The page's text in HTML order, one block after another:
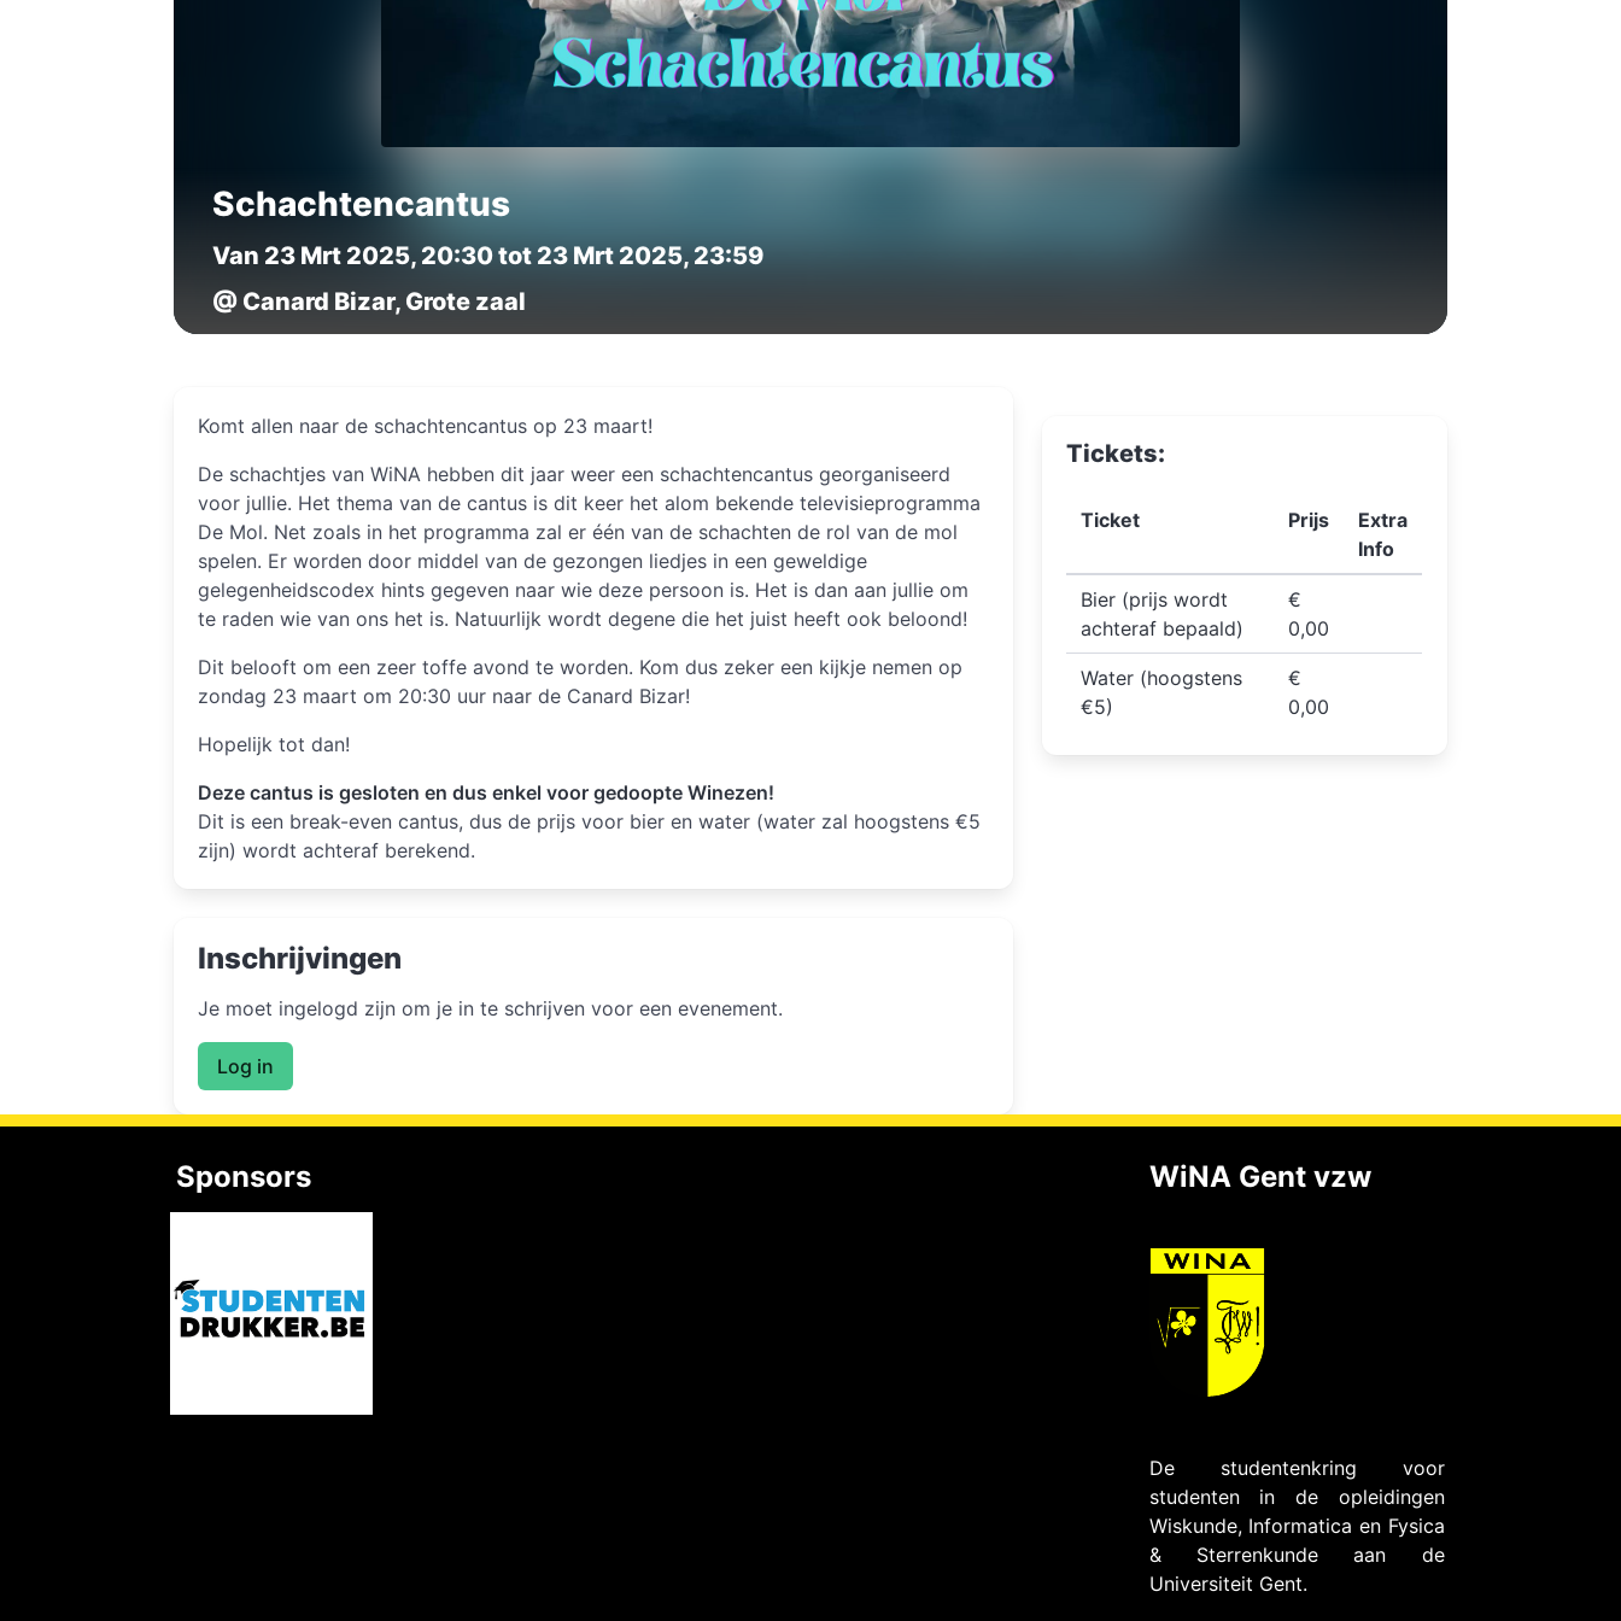
Schachtencantus
Van 23 Mrt 2025, 20:30 tot 23 Mrt 2025, 23:59
@ Canard Bizar, Grote zaal
Komt allen naar de schachtencantus op 23 maart!
De schachtjes van WiNA hebben dit jaar weer een schachtencantus georganiseerd
voor jullie. Het thema van de cantus is dit keer het alom bekende televisieprogramma
De Mol. Net zoals in het programma zal er één van de schachten de rol van de mol
spelen. Er worden door middel van de gezongen liedjes in een geweldige
gelegenheidscodex hints gegeven naar wie deze persoon is. Het is dan aan jullie om
te raden wie van ons het is. Natuurlijk wordt degene die het juist heeft ook beloond!
Dit belooft om een zeer toffe avond te worden. Kom dus zeker een kijkje nemen op
zondag 23 maart om 20:30 uur naar de Canard Bizar!
Hopelijk tot dan!
Deze cantus is gesloten en dus enkel voor gedoopte Winezen!
Dit is een break-even cantus, dus de prijs voor bier en water (water zal hoogstens €5
zijn) wordt achteraf berekend.
Inschrijvingen
Je moet ingelogd zijn om je in te schrijven voor een evenement.
Log in
Tickets:
Ticket Prijs
Extra
Info
Bier (prijs wordt
achteraf bepaald)
€
0,00
Water (hoogstens
€5)
€
0,00
Sponsors WiNA Gent vzw
De studentenkring voor
studenten in de opleidingen
Wiskunde, Informatica en Fysica
& Sterrenkunde aan de
Universiteit Gent.